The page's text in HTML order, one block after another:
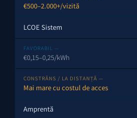
€500–2.000+/vizită
LCOE Sistem
€0,15–0,25/kWh
Mai mare cu costul de acces
Amprentă